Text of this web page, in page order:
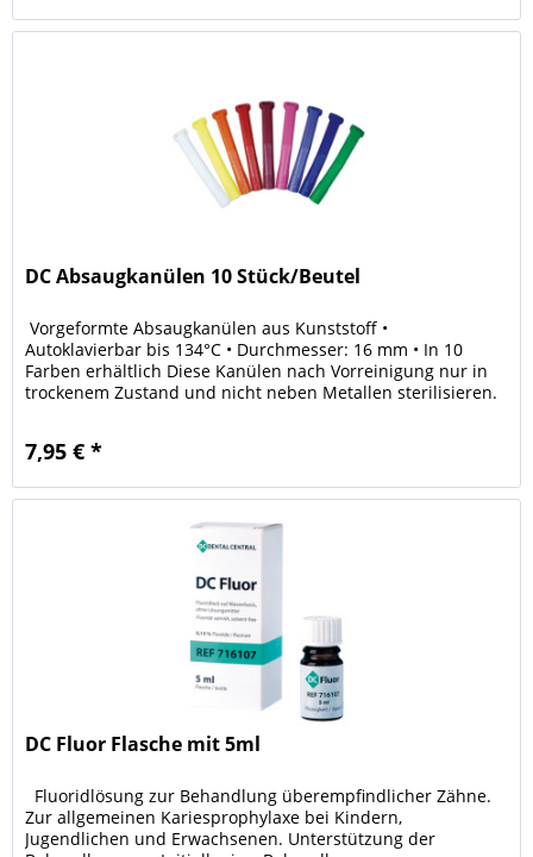
DC Absaugkanülen 10 Stück/Beutel
Vorgeformte Absaugkanülen aus Kunststoff •
Autoklavierbar bis 134°C • Durchmesser: 16 mm • In 10
Farben erhältlich Diese Kanülen nach Vorreinigung nur in
trockenem Zustand und nicht neben Metallen sterilisieren.
7,95 € *
DC Fluor Flasche mit 5ml
Fluoridlösung zur Behandlung überempfindlicher Zähne.
Zur allgemeinen Kariesprophylaxe bei Kindern,
Jugendlichen und Erwachsenen. Unterstützung der